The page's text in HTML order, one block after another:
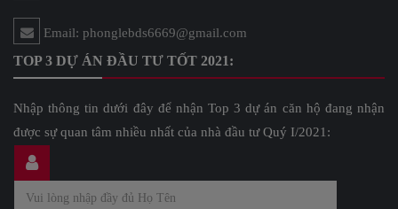
Email: phonglebds6669@gmail.com
TOP 3 DỰ ÁN ĐẦU TƯ TỐT 2021:
Nhập thông tin dưới đây để nhận Top 3 dự án căn hộ đang nhận
được sự quan tâm nhiều nhất của nhà đầu tư Quý I/2021: